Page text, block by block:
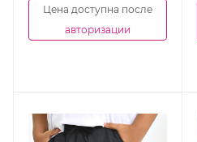
Цена доступна после
авторизации